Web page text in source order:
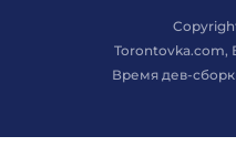
Torontovka.com,
Время дев-